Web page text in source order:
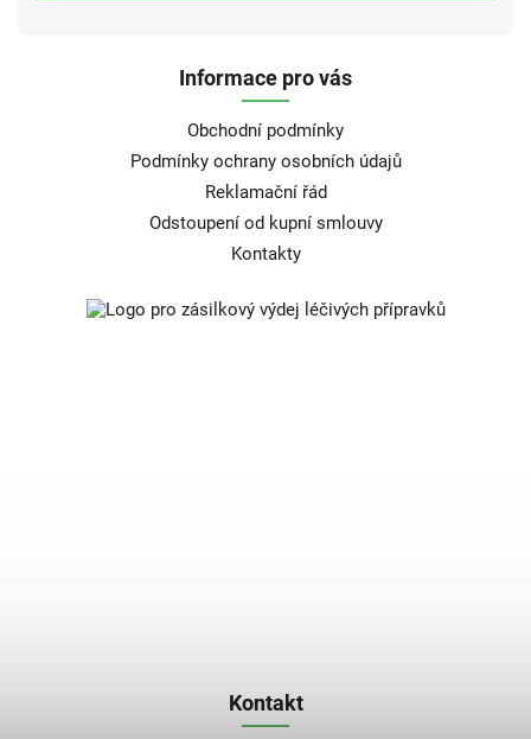
Informace pro vás
Obchodní podmínky
Podmínky ochrany osobních údajů
Reklamační řád
Odstoupení od kupní smlouvy
Kontakty
Kontakt